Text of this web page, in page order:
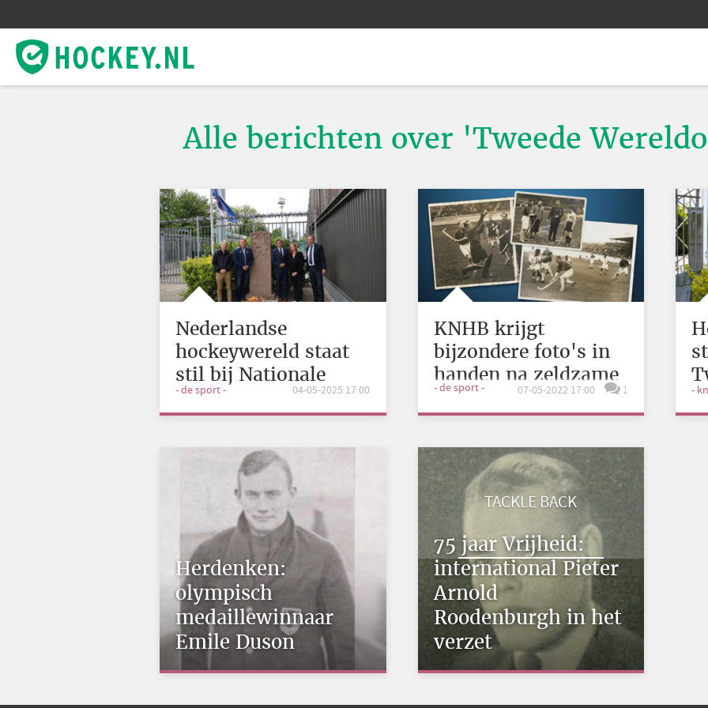
Alle berichten over 'Tweede
Nederlandse
hockeywereld staat
stil bij Nationale
Dodenherdenking
- de sport - 04-05-2025 17:00
KNHB krijgt
bijzondere foto's in
handen na zeldzame
vondst
- de sport - 07-05-2022 17:00 1 -
Herdenken:
olympisch
medaillewinnaar
Emile Duson
TACKLE BACK
75 jaar Vrijheid:
international Pieter
Arnold
Roodenburgh in het
verzet